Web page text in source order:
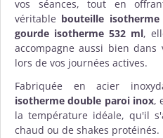
vos séances, tout en
véritable bouteille
gourde isotherme 532 ml,
accompagne aussi bien dans
lors de vos journées actives.
Fabriquée en acier
isotherme double paroi inox,
la température idéale, qu'il
chaud ou de shakes protéinés.